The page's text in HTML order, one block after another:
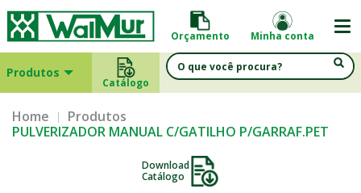
Orçamento Minha conta
Produtos
Catálogo
Home
Produtos
PULVERIZADOR MANUAL C/GATILHO P/GARRAF.PET
Download
Catálogo